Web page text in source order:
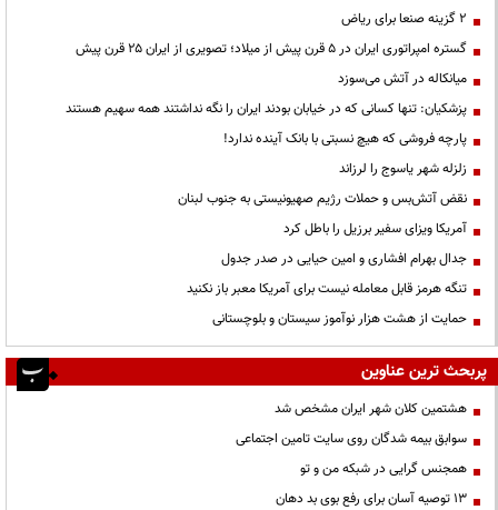
۲ گزینه صنعا برای ریاض
گستره امپراتوری ایران در ۵ قرن پیش از میلاد؛ تصویری از ایران ۲۵ قرن پیش
میانکاله در آتش می‌سوزد
پزشکیان: تنها کسانی که در خیابان بودند ایران را نگه نداشتند همه سهیم هستند
پارچه فروشی که هیچ نسبتی با بانک آینده ندارد!
زلزله شهر یاسوج را لرزاند
نقض آتش‌بس و حملات رژیم صهیونیستی به جنوب لبنان
آمریکا ویزای سفیر برزیل را باطل کرد
جدال بهرام افشاری و امین حیایی در صدر جدول
تنگه هرمز قابل معامله نیست برای آمریکا معبر باز نکنید
حمایت از هشت هزار نوآموز سیستان و بلوچستانی
پربحث ترین عناوین
هشتمین کلان شهر ایران مشخص شد
سوابق بیمه شدگان روی سایت تامین اجتماعی
همجنس گرایی در شبکه من و تو
13 توصیه آسان برای رفع بوی بد دهان